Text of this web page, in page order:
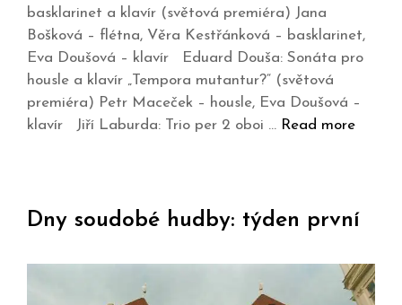
basklarinet a klavír (světová premiéra) Jana
Bošková – flétna, Věra Kestřánková – basklarinet,
Eva Doušová – klavír Eduard Douša: Sonáta pro
housle a klavír „Tempora mutantur?“ (světová
premiéra) Petr Maceček – housle, Eva Doušová –
klavír Jiří Laburda: Trio per 2 oboi … Read more
Dny soudobé hudby: týden první